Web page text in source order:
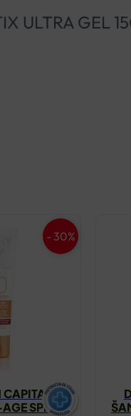
ULTRA GEL
CAPITAL
SPF50
- 30%